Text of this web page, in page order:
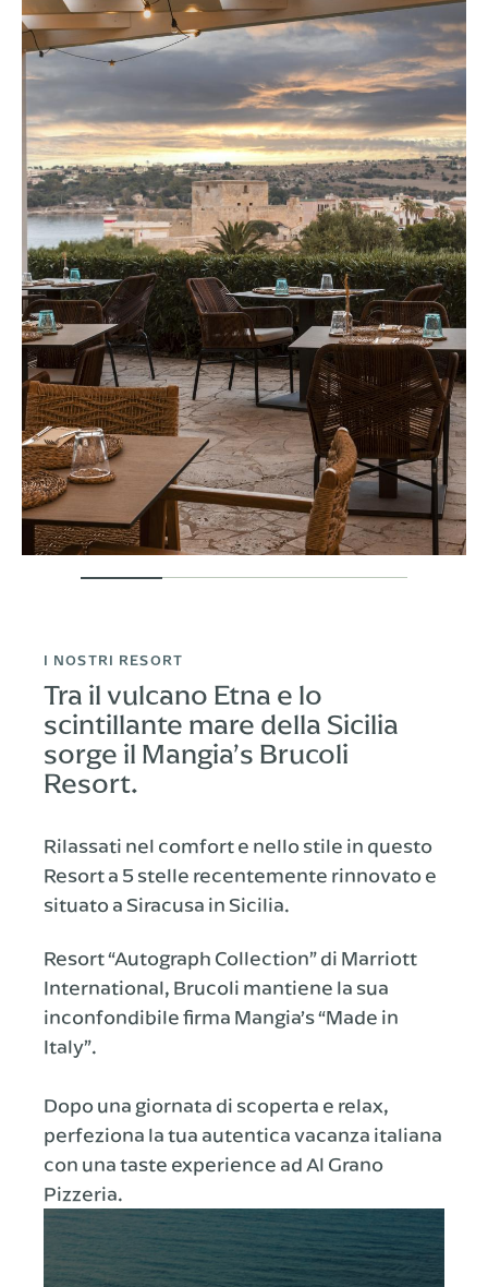
I NOSTRI RESORT
Tra il vulcano Etna e lo
scintillante mare della Sicilia
sorge il Mangia’s Brucoli
Resort.
Rilassati nel comfort e nello stile in questo
Resort a 5 stelle recentemente rinnovato e
situato a Siracusa in Sicilia.
Resort “Autograph Collection” di Marriott
International, Brucoli mantiene la sua
inconfondibile firma Mangia’s “Made in
Italy”.
Dopo una giornata di scoperta e relax,
perfeziona la tua autentica vacanza italiana
con una taste experience ad Al Grano
Pizzeria.